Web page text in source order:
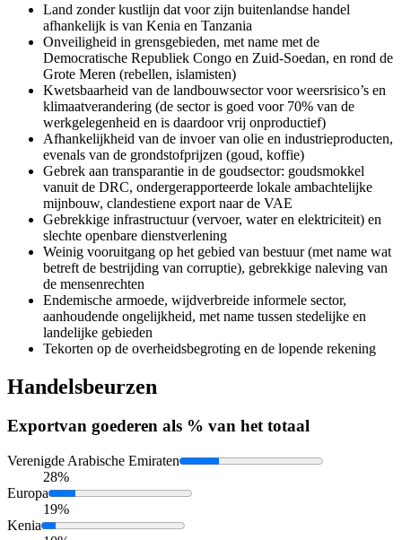
Land zonder kustlijn dat voor zijn buitenlandse handel
afhankelijk is van Kenia en Tanzania
Onveiligheid in grensgebieden, met name met de
Democratische Republiek Congo en Zuid-Soedan, en rond de
Grote Meren (rebellen, islamisten)
Kwetsbaarheid van de landbouwsector voor weersrisico’s en
klimaatverandering (de sector is goed voor 70% van de
werkgelegenheid en is daardoor vrij onproductief)
Afhankelijkheid van de invoer van olie en industrieproducten,
evenals van de grondstofprijzen (goud, koffie)
Gebrek aan transparantie in de goudsector: goudsmokkel
vanuit de DRC, ondergerapporteerde lokale ambachtelijke
mijnbouw, clandestiene export naar de VAE
Gebrekkige infrastructuur (vervoer, water en elektriciteit) en
slechte openbare dienstverlening
Weinig vooruitgang op het gebied van bestuur (met name wat
betreft de bestrijding van corruptie), gebrekkige naleving van
de mensenrechten
Endemische armoede, wijdverbreide informele sector,
aanhoudende ongelijkheid, met name tussen stedelijke en
landelijke gebieden
Tekorten op de overheidsbegroting en de lopende rekening
Handelsbeurzen
Exportvan goederen als % van het totaal
Verenigde Arabische Emiraten
28%
Europa
19%
Kenia